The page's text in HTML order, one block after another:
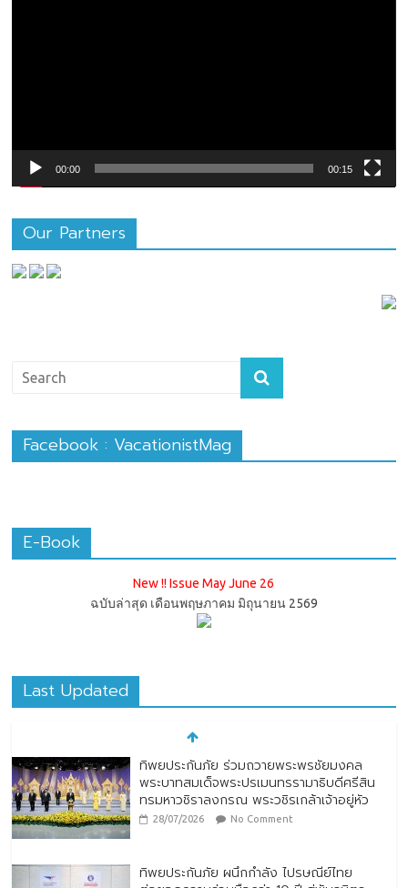
00:00 00:15
Our Partners
Facebook : VacationistMag
E-Book
New !! Issue May June 26
ฉบับล่าสุด เดือนพฤษภาคม มิถุนายน 2569
Last Updated
ทิพยประกันภัย ร่วมถวายพระพรชัยมงคล
พระบาทสมเด็จพระปรเมนทรรามาธิบดีศรีสิน
ทรมหาวชิราลงกรณ พระวชิรเกล้าเจ้าอยู่หัว
28/07/2026 No Comment
ทิพยประกันภัย ผนึกกำลัง ไปรษณีย์ไทย